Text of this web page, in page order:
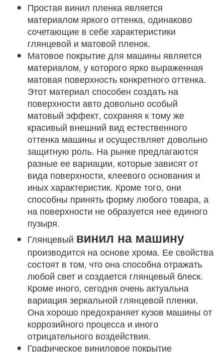
Простая винил пленка является
материалом яркого оттенка, одинаково
сочетающие в себе характеристики
глянцевой и матовой пленок.
Матовое покрытие для машины является
материалом, у которого ярко выраженная
матовая поверхность конкретного оттенка.
Этот материал способен создать на
поверхности авто довольно особый
матовый эффект, сохраняя к тому же
красивый внешний вид естественного
оттенка машины и осуществляет довольно
защитную роль. На рынке предлагаются
разные ее вариации, которые зависят от
вида поверхности, клеевого основания и
иных характеристик. Кроме того, они
способны принять форму любого товара, а
на поверхности не образуется нее единого
пузыря.
Глянцевый винил на машину
производится на основе хрома. Ее свойства
состоят в том, что она способна отражать
любой свет и создается глянцевый блеск.
Кроме иного, сегодня очень актуальна
вариация зеркальной глянцевой пленки.
Она хорошо предохраняет кузов машины от
коррозийного процесса и иного
отрицательного воздействия.
Графическое виниловое покрытие